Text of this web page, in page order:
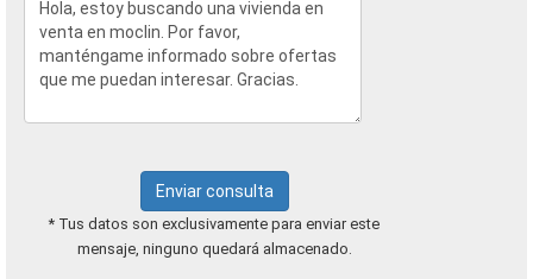
Enviar consulta
* Tus datos son exclusivamente para enviar este
mensaje, ninguno quedará almacenado.